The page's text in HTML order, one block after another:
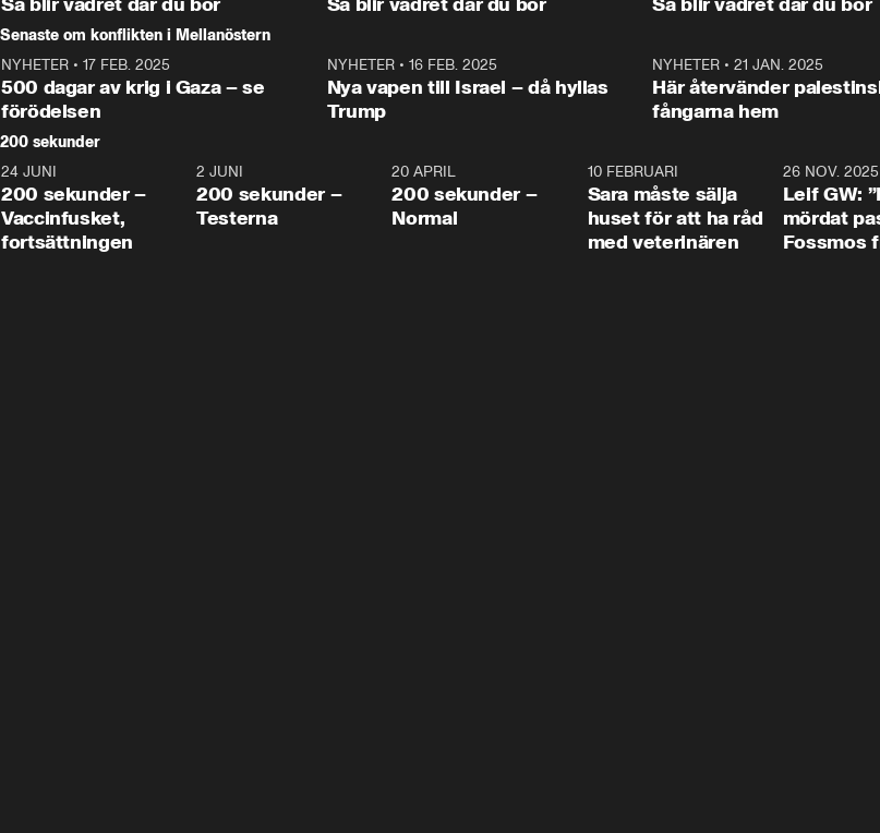
vara med så
Senaste om konflikten i Mellanöstern
NYHETER • 17 FEB. 2025
500 dagar av krig i Gaza – se
förödelsen
NYHETER• 16 FEB. 2025
Nya vapen till Israel – då hyllas
Trump
NYHETER •21 JAN. 2025
Här återvänder
fångarna hem
200 sekunder
5:00
24 JUNI
200 sekunder –
Vaccinfusket,
fortsättningen
4:23
2 JUNI
200 sekunder –
Testerna
20 APRIL
200 sekunder –
Normal
10 FEBRUARI
Sara måste sälja
huset för att ha råd
med veterinären
26 NOV. 2025
Leif GW:
mördat
Fossmos